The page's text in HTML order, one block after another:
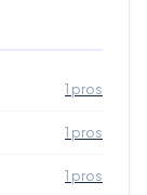
1 pros
1 pros
1 pros